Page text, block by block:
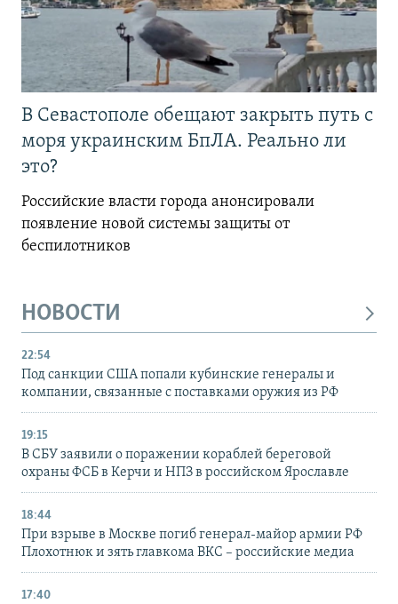
В Севастополе обещают закрыть путь с
моря украинским БпЛА. Реально ли
это?
Российские власти города анонсировали
появление новой системы защиты от
беспилотников
НОВОСТИ
22:54
Под санкции США попали кубинские генералы и
компании, связанные с поставками оружия из РФ
19:15
В СБУ заявили о поражении кораблей береговой
охраны ФСБ в Керчи и НПЗ в российском Ярославле
18:44
При взрыве в Москве погиб генерал-майор армии РФ
Плохотнюк и зять главкома ВКС – российские медиа
17:40